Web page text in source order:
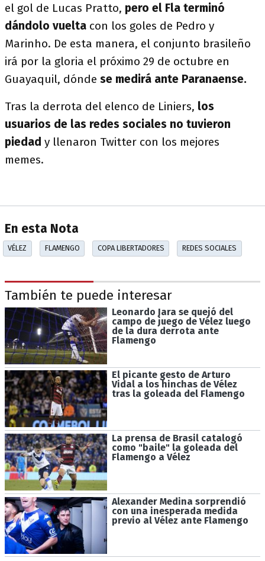
el gol de Lucas Pratto, pero el Fla terminó
dándolo vuelta con los goles de Pedro y
Marinho. De esta manera, el conjunto brasileño
irá por la gloria el próximo 29 de octubre en
Guayaquil, dónde se medirá ante Paranaense.
Tras la derrota del elenco de Liniers, los
usuarios de las redes sociales no tuvieron
piedad y llenaron Twitter con los mejores
memes.
En esta Nota
VÉLEZ FLAMENGO COPA LIBERTADORES REDES SOCIALES
También te puede interesar
Leonardo Jara se quejó del
campo de juego de Vélez luego
de la dura derrota ante
Flamengo
El picante gesto de Arturo
Vidal a los hinchas de Vélez
tras la goleada del Flamengo
La prensa de Brasil catalogó
como "baile" la goleada del
Flamengo a Vélez
Alexander Medina sorprendió
con una inesperada medida
previo al Vélez ante Flamengo